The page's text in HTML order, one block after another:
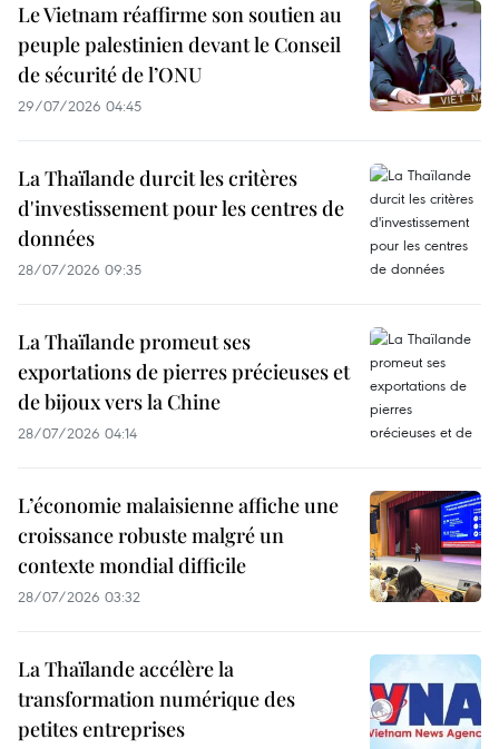
Le Vietnam réaffirme son soutien au
peuple palestinien devant le Conseil
de sécurité de l’ONU
29/07/2026 04:45
La Thaïlande durcit les critères
d'investissement pour les centres de
données
28/07/2026 09:35
La Thaïlande promeut ses
exportations de pierres précieuses et
de bijoux vers la Chine
28/07/2026 04:14
L’économie malaisienne affiche une
croissance robuste malgré un
contexte mondial difficile
28/07/2026 03:32
La Thaïlande accélère la
transformation numérique des
petites entreprises